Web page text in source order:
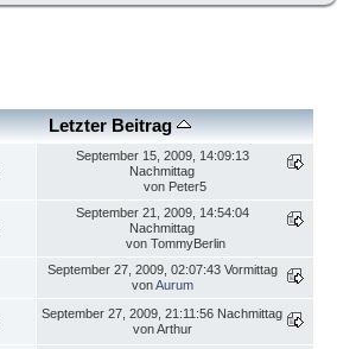
Letzter Beitrag
September 15, 2009, 14:09:13
Nachmittag
von Peter5
September 21, 2009, 14:54:04
Nachmittag
von TommyBerlin
September 27, 2009, 02:07:43 Vormittag
vonAurum
September 27, 2009, 21:11:56 Nachmittag
von Arthur